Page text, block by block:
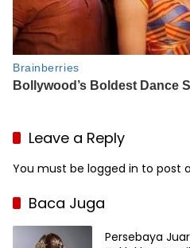
Leave a Reply
You must be logged in to post
Baca Juga
Persebaya